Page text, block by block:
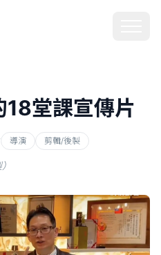
18堂課宣傳片
導演 剪輯/後製